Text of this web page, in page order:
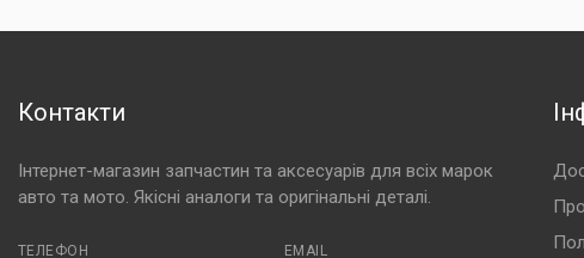
Контакти
Інтернет-магазин запчастин та аксесуарів для всіх марок
авто та мото. Якісні аналоги та оригінальні деталі.
ТЕЛЕФОН EMAIL